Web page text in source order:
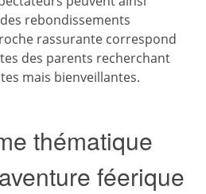
rebondissements
rassurante correspond
des parents recherchant
mais bienveillantes.
thématique
féerique